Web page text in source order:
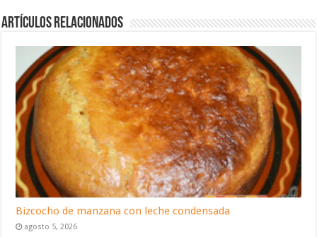
Artículos relacionados
Bizcocho de manzana con leche condensada
agosto 5, 2026